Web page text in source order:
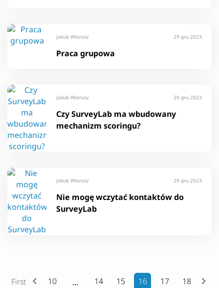
Jakub Wierusz 29 gru 2023
Praca grupowa
Jakub Wierusz 29 gru 2023
Czy SurveyLab ma wbudowany
mechanizm scoringu?
Jakub Wierusz 29 gru 2023
Nie mogę wczytać kontaktów do
SurveyLab
First 10 14 15 16 17
18